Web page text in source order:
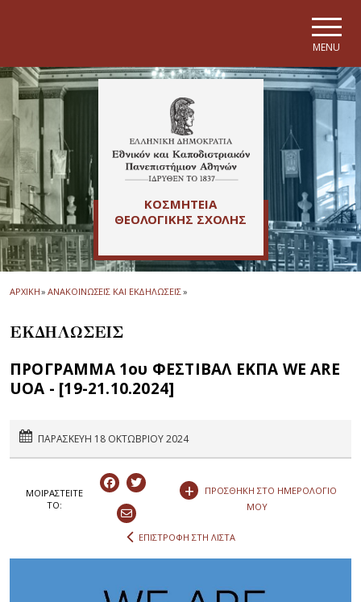
MENU
ΚΟΣΜΗΤΕΙΑ
ΘΕΟΛΟΓΙΚΗΣ ΣΧΟΛΗΣ
ΑΡΧΙΚΗ» ΑΝΑΚΟΙΝΩΣΕΙΣ ΚΑΙ ΕΚΔΗΛΩΣΕΙΣ»
ΕΚΔΗΛΩΣΕΙΣ
ΠΡΟΓΡΑΜΜΑ 1ου ΦΕΣΤΙΒΑΛ ΕΚΠΑ WE ARE
UOA - [19-21.10.2024]
ΠΑΡΑΣΚΕΥΗ 18 ΟΚΤΩΒΡΙΟΥ 2024
ΜΟΙΡΑΣΤEIΤΕ
ΤΟ:
+
ΠΡΟΣΘΗΚΗ ΣΤΟ ΗΜΕΡΟΛΟΓΙΟ
ΜΟΥ
ΕΠΙΣΤΡΟΦΗ ΣΤΗ ΛΙΣΤΑ